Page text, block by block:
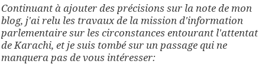
Continuant à ajouter des précisions sur la note de mon
blog, j'ai relu les travaux de la mission d'information
parlementaire sur les circonstances entourant l'attentat
de Karachi, et je suis tombé sur un passage qui ne
manquera pas de vous intéresser: